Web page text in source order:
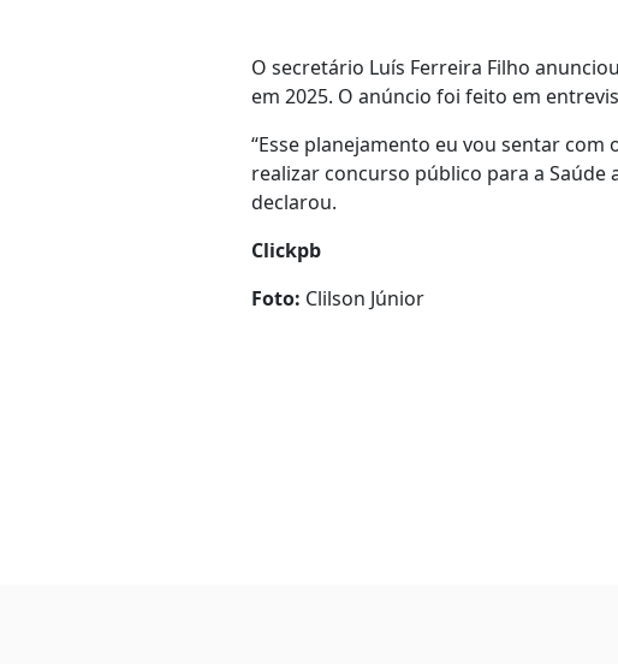
O secretário Luís Ferreira Filho
em 2025. O anúncio foi feito em
“Esse planejamento eu vou sentar
realizar concurso público para a Saúde
declarou.
Clickpb
Foto: Clilson Júnior